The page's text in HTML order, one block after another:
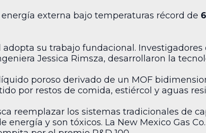
externa bajo temperaturas récord de
su trabajo fundacional. Investigadores
Jessica Rimsza, desarrollaron la
poroso derivado de un MOF
por restos de comida, estiércol y aguas
reemplazar los sistemas tradicionales de
energía y son tóxicos. La New Mexico Gas